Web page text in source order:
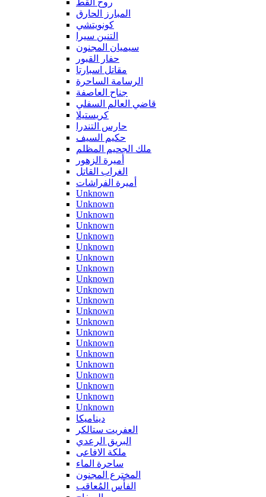
روح القط
المبارز الحارق
كونويتشي
التنين سيرا
سيميان المجنون
حفار القبور
مقاتل اسبارتا
الرسامة الساحرة
جناح العاصفة
قاضي العالم السفلي
كريستيلا
حارس التندرا
حكيم السيف
ملك الجحيم المظلم
أميرة الزهور
الغراب القاتل
أميرة الفراشات
Unknown
Unknown
Unknown
Unknown
Unknown
Unknown
Unknown
Unknown
Unknown
Unknown
Unknown
Unknown
Unknown
Unknown
Unknown
Unknown
Unknown
Unknown
Unknown
Unknown
Unknown
ديناميكا
العفريت ستالكر
البريق الرعدي
ملكة الافاعى
ساحرة الماء
المخترع المجنون
الفأس المُعاقب